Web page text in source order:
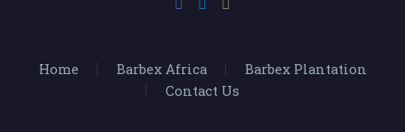
Home Barbex Africa
Barbex Plantation
Contact Us